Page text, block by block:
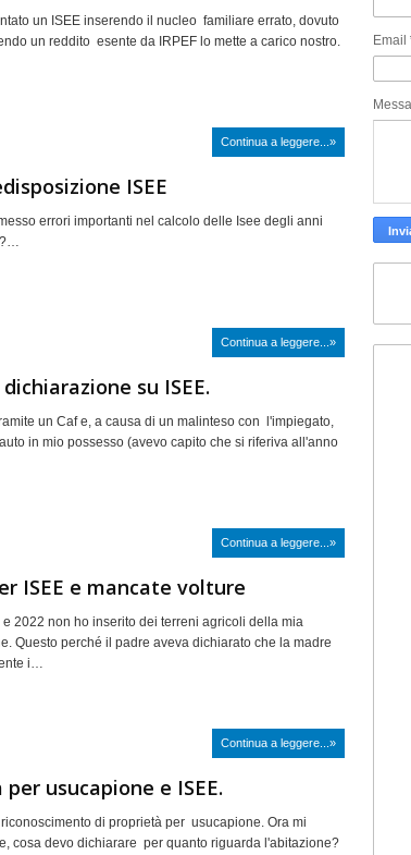
un ISEE inserendo il nucleo familiare errato, dovuto
un reddito esente da IRPEF lo mette a carico nostro.
Continua a leggere...»
ISEE
errori importanti nel calcolo delle Isee degli anni
Continua a leggere...»
su ISEE.
un Caf e, a causa di un malinteso con l'impiegato,
in mio possesso (avevo capito che si riferiva all'anno
Continua a leggere...»
ISEE e mancate volture
2022 non ho inserito dei terreni agricoli della mia
Questo perché il padre aveva dichiarato che la madre
i…
Continua a leggere...»
usucapione e ISEE.
di proprietà per usucapione. Ora mi
cosa devo dichiarare per quanto riguarda l'abitazione?
Email